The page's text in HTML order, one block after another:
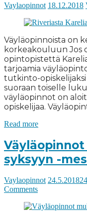
Vaylaopinnot 18.12.2018
Väyläopinnoista on
korkeakouluun Jos
opintopistettä
tarjoamia
tutkinto-
suoraan toiselle
väyläopinnot on
opiskelijaa.
Read more
syksyyn -
Vaylaopinnot 24.5.2018
Comments